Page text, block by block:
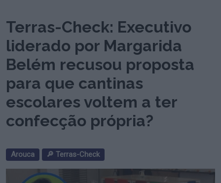
Terras-Check: Executivo
liderado por Margarida
Belém recusou proposta
para que cantinas
escolares voltem a ter
confecção própria?
Arouca 🔎 Terras-Check